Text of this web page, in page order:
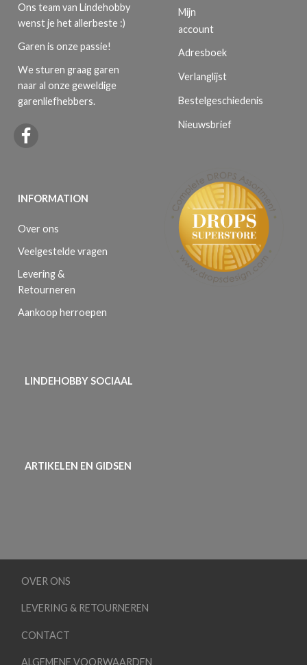
Ons team van Lindehobby
wenst je het allerbeste :)
Garen is onze passie!
We sturen graag garen
naar al onze geweldige
garenliefhebbers.
INFORMATION
Over ons
Veelgestelde vragen
Levering &
Retourneren
Aankoop herroepen
Mijn
account
Adresboek
Verlanglijst
Bestelgeschiedenis
Nieuwsbrief
LINDEHOBBY SOCIAAL
ARTIKELEN EN GIDSEN
OVER ONS
LEVERING & RETOURNEREN
CONTACT
ALGEMENE VOORWAARDEN